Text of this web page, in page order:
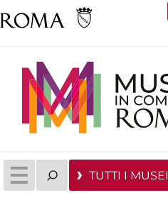
TUTTI I MUSEI